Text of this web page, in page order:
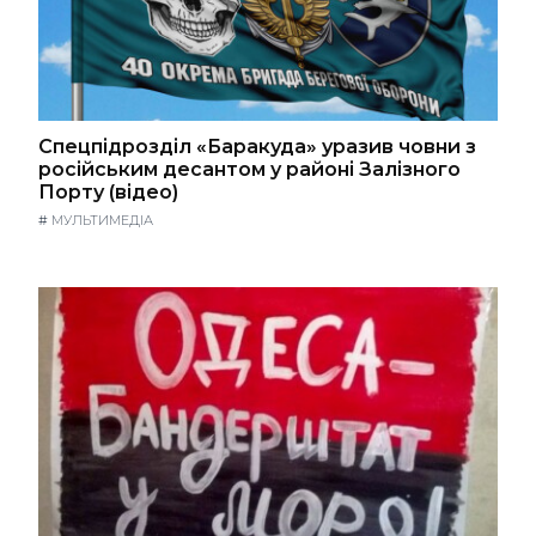
Спецпідрозділ «Баракуда» уразив човни з
російським десантом у районі Залізного
Порту (відео)
# МУЛЬТИМЕДІА